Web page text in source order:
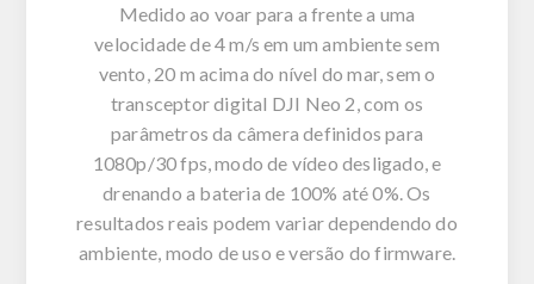
Medido ao voar para a frente a uma
velocidade de 4 m/s em um ambiente sem
vento, 20 m acima do nível do mar, sem o
transceptor digital DJI Neo 2, com os
parâmetros da câmera definidos para
1080p/30 fps, modo de vídeo desligado, e
drenando a bateria de 100% até 0%. Os
resultados reais podem variar dependendo do
ambiente, modo de uso e versão do firmware.